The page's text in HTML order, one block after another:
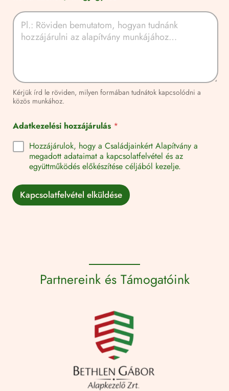
Kérjük írd le röviden, milyen formában tudnátok kapcsolódni a
közös munkához.
Adatkezelési hozzájárulás *
Hozzájárulok, hogy a Családjainkért Alapítvány a
megadott adataimat a kapcsolatfelvétel és az
együttműködés előkészítése céljából kezelje.
Kapcsolatfelvétel elküldése
Partnereink és Támogatóink